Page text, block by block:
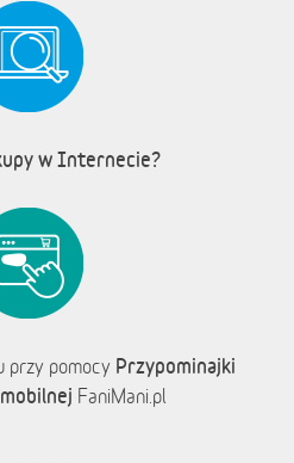
w Internecie?
przy pomocy Przypominajki
FaniMani.pl